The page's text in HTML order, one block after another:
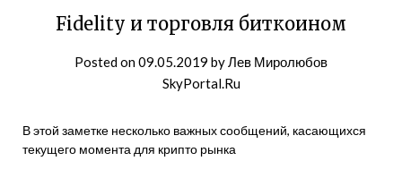
Fidelity и торговля биткоином
Posted on09.05.2019 byЛев Миролюбов
SkyPortal.Ru
В этой заметке несколько важных сообщений, касающихся
текущего момента для крипто рынка